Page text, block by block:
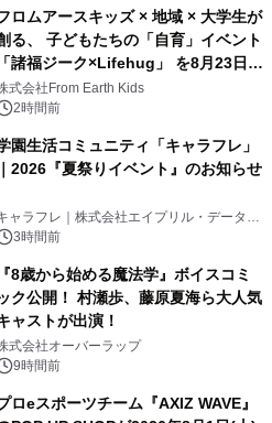
ロムアースキッズ × 地域 × 大学生が
る、 子どもたちの「自育」イベント
「諸福ジーク×Lifehug」 を8月23日
)開催
式会社From Earth Kids
2時間前
園生活コミュニティ「キャラフレ」
｜2026『夏祭りイベント』のお知らせ
ャラフレ｜株式会社エイプリル・データ・
ザインズ
3時間前
『8歳から始める魔法学』ボイスコミ
ク公開！ 村瀬歩、藤原夏海ら大人気
ャストが出演！
式会社オーバーラップ
9時間前
ロeスポーツチーム『AXIZ WAVE』